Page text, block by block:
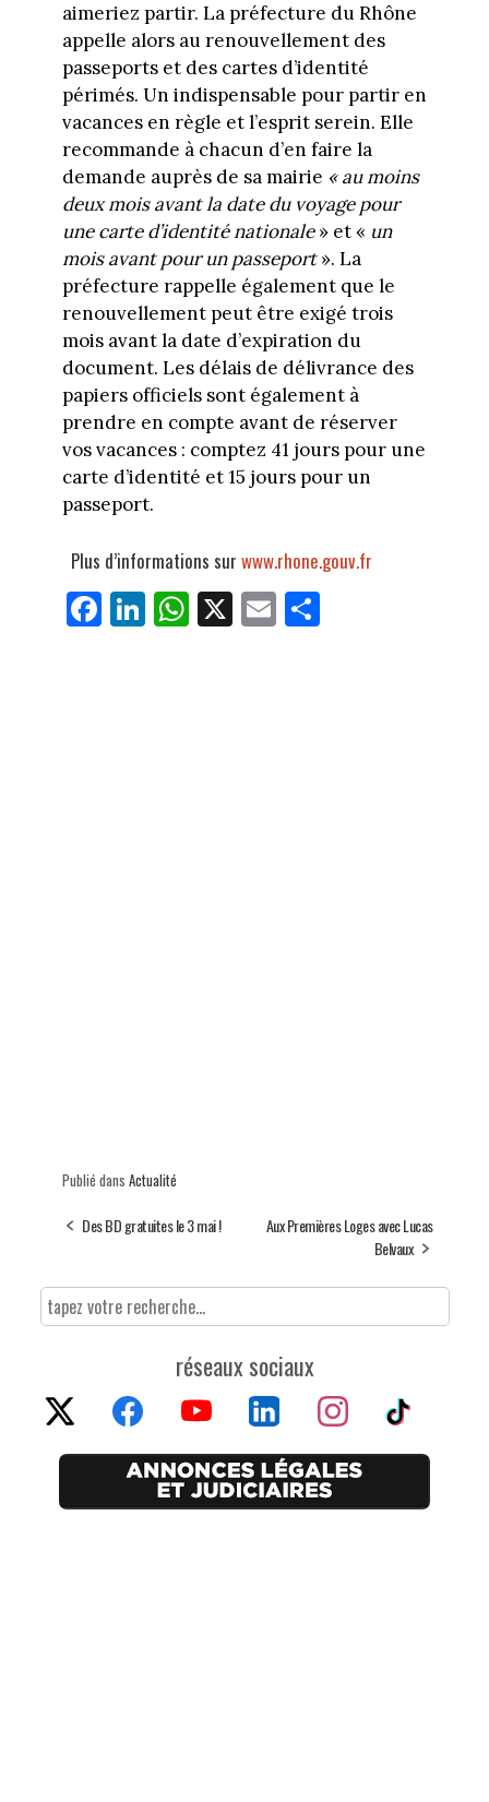
aimeriez partir. La préfecture du Rhône
appelle alors au renouvellement des
passeports et des cartes d’identité
périmés. Un indispensable pour partir en
vacances en règle et l’esprit serein. Elle
recommande à chacun d’en faire la
demande auprès de sa mairie « au moins
deux mois avant la date du voyage pour
une carte d’identité nationale» et « un
mois avant pour un passeport». La
préfecture rappelle également que le
renouvellement peut être exigé trois
mois avant la date d’expiration du
document. Les délais de délivrance des
papiers officiels sont également à
prendre en compte avant de réserver
vos vacances : comptez 41 jours pour une
carte d’identité et 15 jours pour un
passeport.
Plus d’informations sur www.rhone.gouv.fr
Fa
ce
Li
nk
W
ha
X E
m
Pa
Publié dans Actualité
Des BD gratuites le 3 mai !
Aux Premières Loges avec Lucas
Belvaux
réseaux sociaux